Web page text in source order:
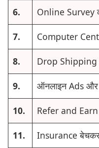
6. Online Survey
7. Computer
8. Drop Shipping
9. ऑनलाइन Ads
10. Refer and
11. Insurance